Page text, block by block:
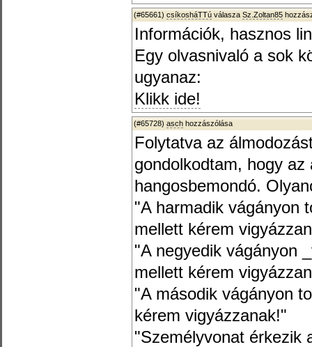
(#65661) csíkosháTTú válasza Sz.Zoltan85
Információk, hasznos
Egy olvasnivaló a sok
ugyanaz:
Klikk ide!
(#65728) asch hozzászólása
Folytatva az
gondolkodtam, hogy az
hangosbemondó.
"A harmadik vágányon
mellett kérem
"A negyedik vágányon
mellett kérem
"A második vágányon
kérem vigyázzanak!"
"Személyvonat érkezik